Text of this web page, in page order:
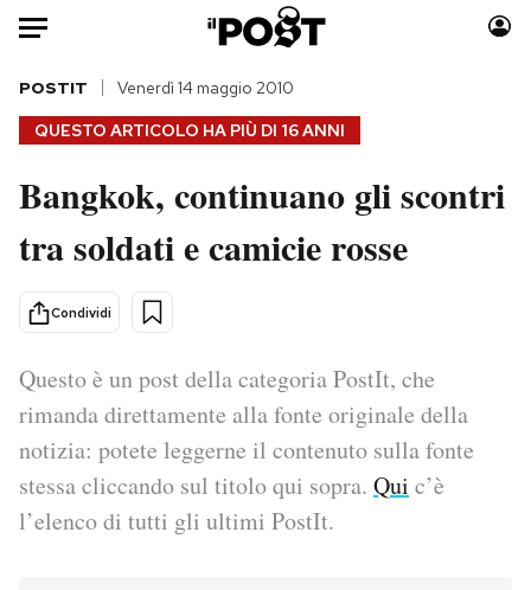
Auto
HOME
Italia
Politica
Tecnologia
Internet
Scienza
Cultura
Moda
Consumismi
Media
Europa
QUESTO ARTICOLO HA PIÙ DI 16 ANNI
POSTIT Venerdì 14 maggio 2010
Bangkok, continuano gli scontri
tra soldati e camicie rosse
Condividi
Questo è un post della categoria PostIt, che
rimanda direttamente alla fonte originale della
notizia: potete leggerne il contenuto sulla fonte
stessa cliccando sul titolo qui sopra. Qui c’è
l’elenco di tutti gli ultimi PostIt.